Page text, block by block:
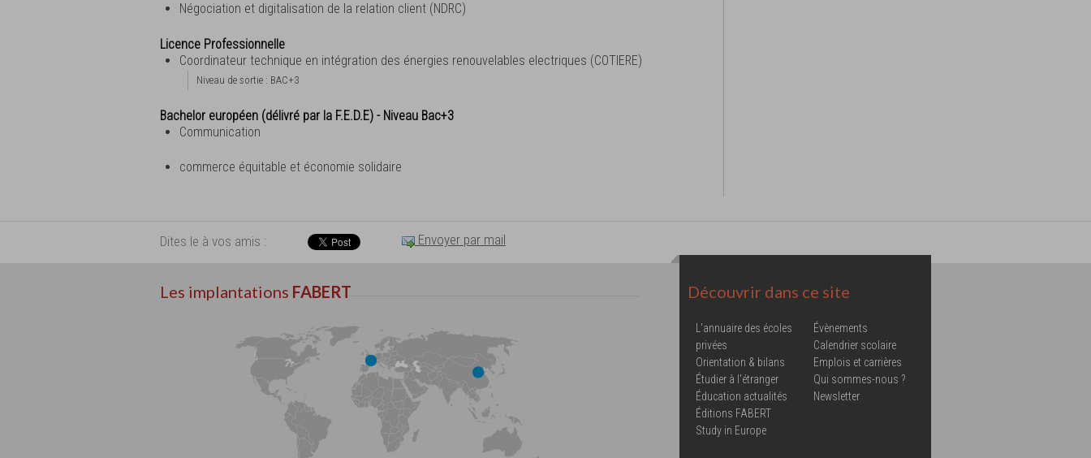
Négociation et digitalisation de la relation client (NDRC)
Licence Professionnelle
Coordinateur technique en intégration des énergies renouvelables electriques (COTIERE)
Niveau de sortie : BAC+3
Bachelor européen (délivré par la F.E.D.E) - Niveau Bac+3
Communication
commerce équitable et économie solidaire
Dites le à vos amis : Envoyer par mail
Les implantations FABERT Découvrir dans ce site
L'annuaire des écoles
privées
Orientation & bilans
Étudier à l'étranger
Éducation actualités
Éditions FABERT
Study in Europe
Évènements
Calendrier scolaire
Emplois et carrières
Qui sommes-nous ?
Newsletter